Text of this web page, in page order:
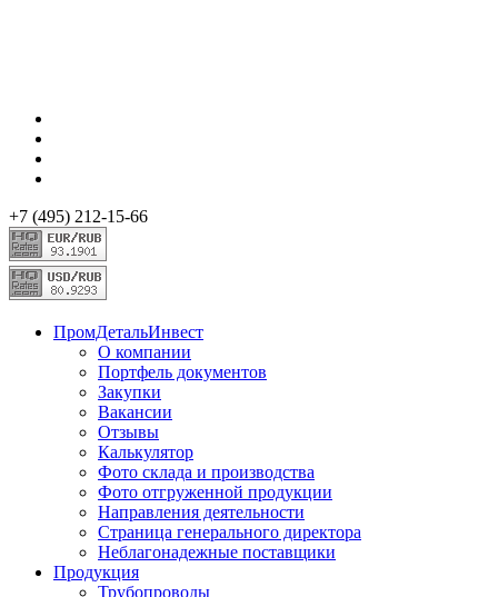
+7 (495) 212-15-66
ПромДетальИнвест
О компании
Портфель документов
Закупки
Вакансии
Отзывы
Калькулятор
Фото склада и производства
Фото отгруженной продукции
Направления деятельности
Страница генерального директора
Неблагонадежные поставщики
Продукция
Трубопроводы